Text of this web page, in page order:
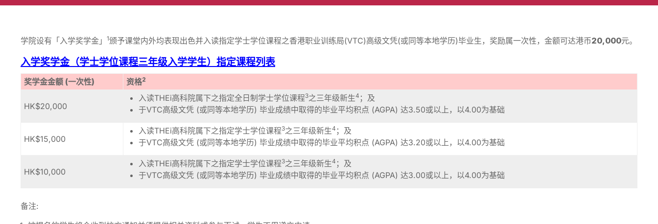
学院设有「入学奖学金」 1颁予课堂内外均表现出色并入读指定学士学位课程之香港职业训练局(VTC)高级文凭(或同等本地学历)毕业生，奖励属一次性，金额可达港币20,000元。
入学奖学金（学士学位课程三年级入学学生）指定课程列表
奖学金金额 (一次性) 资格2
HK$20,000
入读THEi高科院属下之指定全日制学士学位课程3之三年级新生4 ；及
于VTC高级文凭 (或同等本地学历) 毕业成绩中取得的毕业平均积点 (AGPA) 达3.50或以上，以4.00为基础
HK$15,000
入读THEi高科院属下之指定学士学位课程3之三年级新生4 ；及
于VTC高级文凭 (或同等本地学历) 毕业成绩中取得的毕业平均积点 (AGPA) 达3.20或以上，以4.00为基础
HK$10,000
入读THEi高科院属下之指定学士学位课程3之三年级新生4 ；及
于VTC高级文凭 (或同等本地学历) 毕业成绩中取得的毕业平均积点 (AGPA) 达3.00或以上，以4.00为基础
备注: